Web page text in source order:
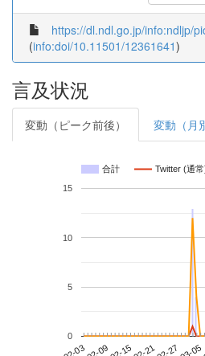
https://dl.ndl.go.jp/info:ndljp/
(info:doi/10.11501/12361641)
言及状況
変動（ピーク前後） 変動（月
合計 Twitter (通常
0
5
10
15